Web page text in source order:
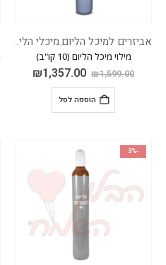
אביזרים למיכל הליום, מיכלי הליום
מילוי מיכל הליום (10 קו"ב)
₪1,599.00
₪1,357.00
הוספה לסל
-3%